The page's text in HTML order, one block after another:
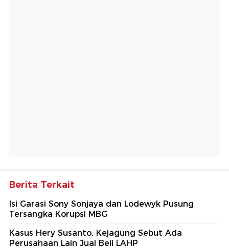
Berita Terkait
Isi Garasi Sony Sonjaya dan Lodewyk Pusung
Tersangka Korupsi MBG
Kasus Hery Susanto, Kejagung Sebut Ada
Perusahaan Lain Jual Beli LAHP